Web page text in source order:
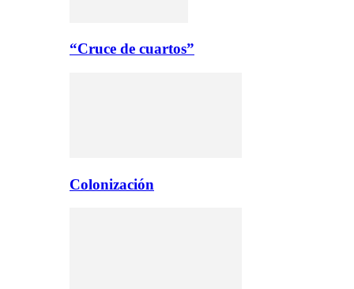
“Cruce de cuartos”
Colonización